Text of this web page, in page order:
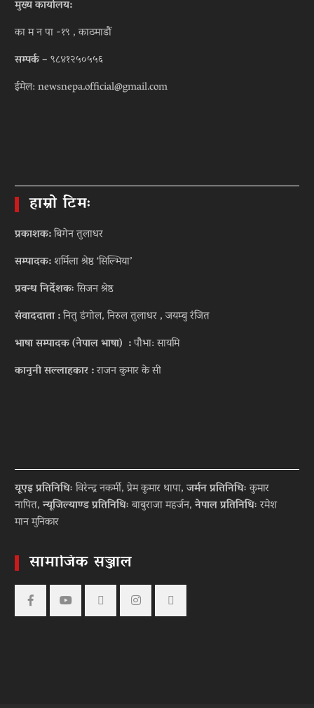
मुख्य कार्यालय:
का म न पा -१९ , काठमाडौं
सम्पर्क –९८४१२५०५५६
ईमेल: newsnepa.official@gmail.com
हाम्रो टिमः
प्रकाशक:बिगेन तुलाधर
सम्पादक:शर्मिला श्रेष्ठ ‘सिल्भिया’
प्रवन्ध निर्देशकःसिजन श्रेष्ठ
संवाददाता :नितु डंगोल, निरुल तुलाधर , जयम्बु रंजित
भाषा सम्पादक (नेपाल भाषा) :पौभा: सायमि
कानुनी सल्लाहकार :राजन कुमार के सी
यूएइ प्रतिनिधिःविरेन्द्र नकर्मी, प्रेम कुमार थापा,जर्मन प्रतिनिधिःकुमार
नापित,न्यूजिल्याण्ड प्रतिनिधिःबाबुराजा महर्जन,नेपाल प्रतिनिधिःरमेश
मान मुनिकार
सामाजिक सञ्जाल